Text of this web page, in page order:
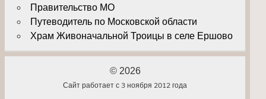
Правительство МО
Путеводитель по Московской области
Храм Живоначальной Троицы в селе Ершово
© 2026
Сайт работает с 3 ноября 2012 года